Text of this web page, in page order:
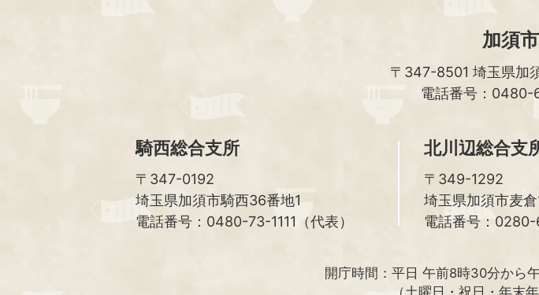
加須
〒347-8501 埼玉県加
電話番号：0480-
騎西総合支所
〒347-0192
埼玉県加須市騎西36番地1
電話番号：0480-73-1111（代表）
北川辺総合支
〒349-1292
埼玉県加須市麦
電話番号：0280-
開庁時間： 平日 午前8時30分から
（土曜日・祝日・年末